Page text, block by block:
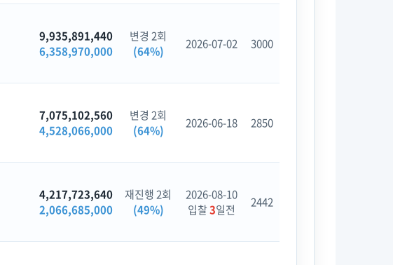
9,935,891,440
6,358,970,000
변경 2회
(64%)
2026-07-02 3000
7,075,102,560
4,528,066,000
변경 2회
(64%)
2026-06-18 2850
4,217,723,640
2,066,685,000
재진행 2회
(49%)
2026-08-10
입찰3일전 2442